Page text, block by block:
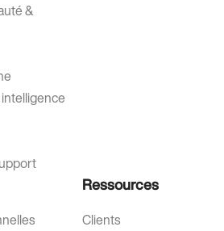
&
Ressources
Clients